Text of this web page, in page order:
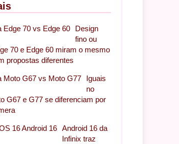
Design
fino ou
70 e Edge 60 miram o mesmo
propostas diferentes
Iguais
no
G67 e G77 se diferenciam por
Android 16 da
Infinix traz